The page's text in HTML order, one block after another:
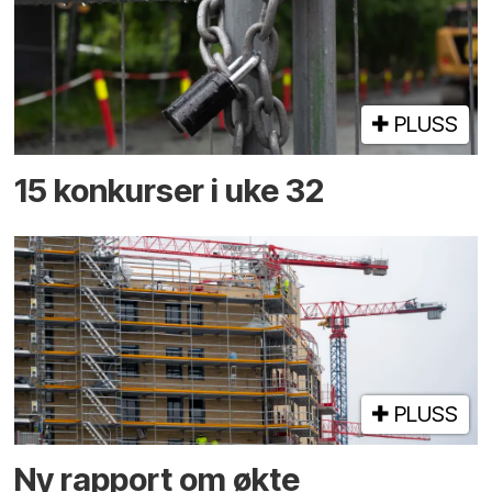
PLUSS
15 konkurser i uke 32
PLUSS
Ny rapport om økte